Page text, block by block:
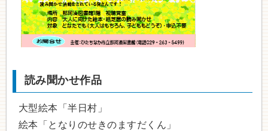
読み聞かせ作品
大型絵本「半日村」
絵本「となりのせきのますだくん」